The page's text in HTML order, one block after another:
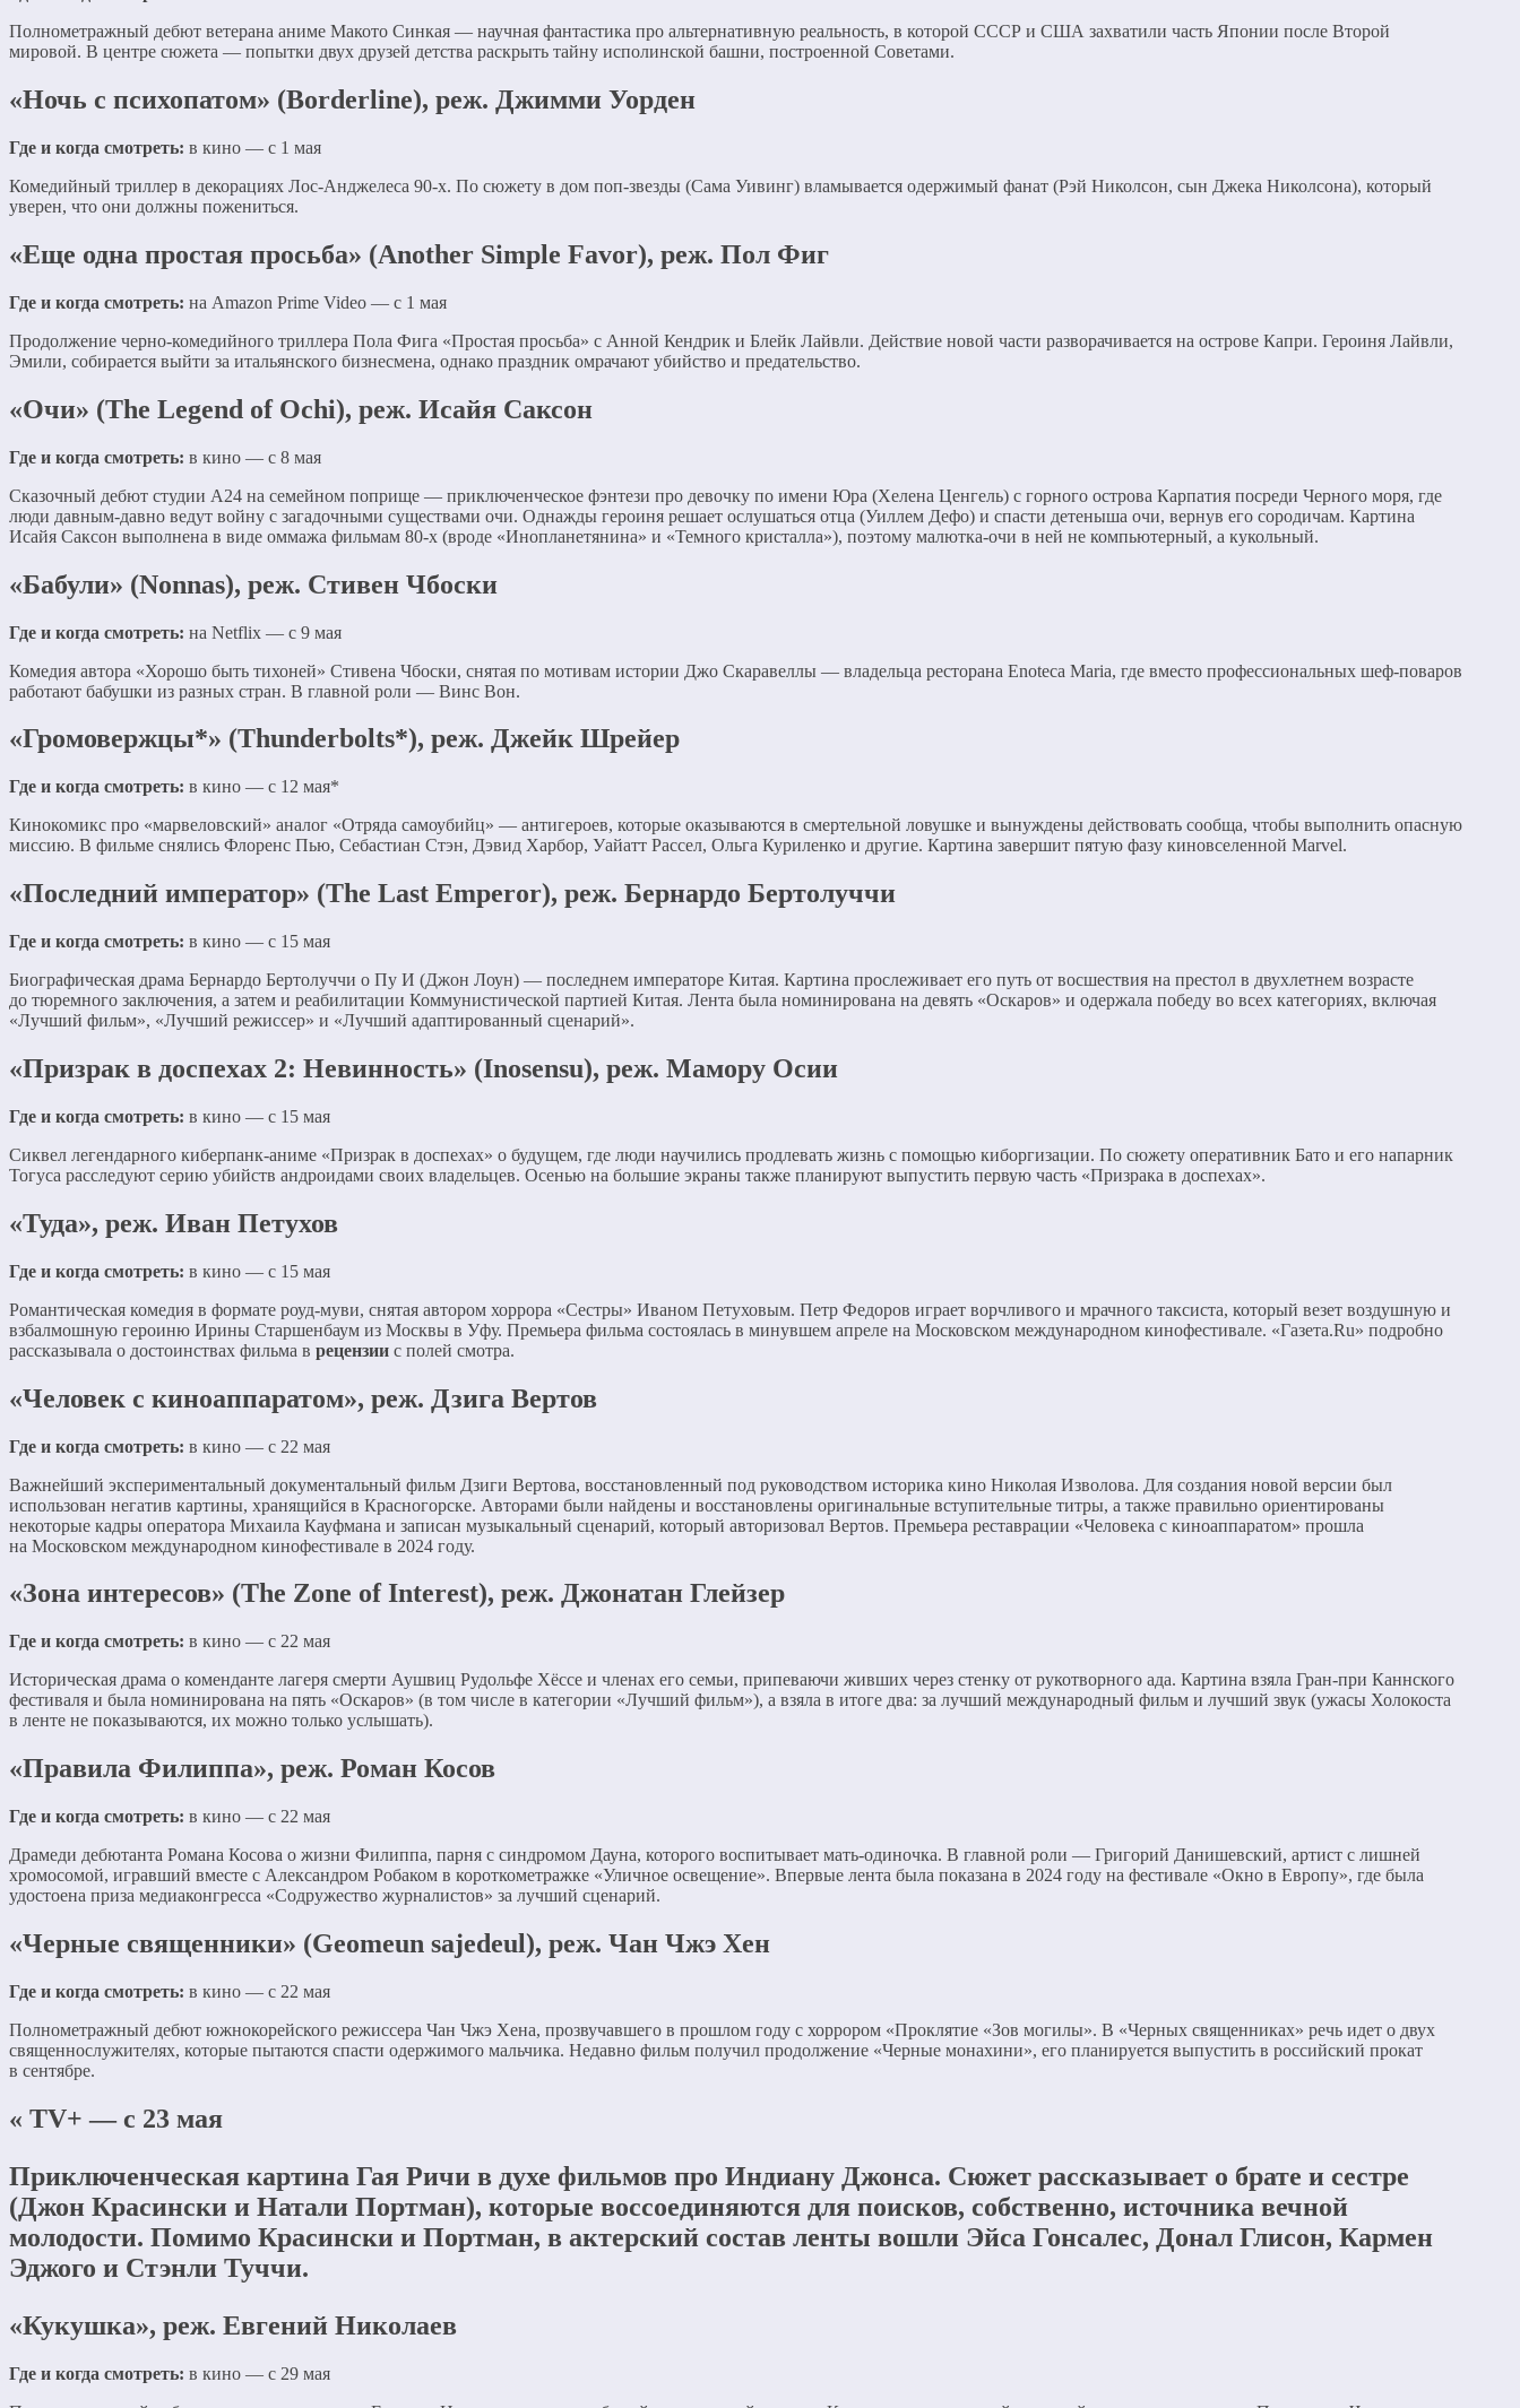
Полнометражный дебют ветерана аниме Макото Синкая — научная фантастика про альтернативную реальность, в которой СССР и США захватили часть Японии после Второй
мировой. В центре сюжета — попытки двух друзей детства раскрыть тайну исполинской башни, построенной Советами.
«Ночь с психопатом» (Borderline), реж. Джимми Уорден
Где и когда смотреть: в кино — с 1 мая
Комедийный триллер в декорациях Лос-Анджелеса 90-х. По сюжету в дом поп-звезды (Сама Уивинг) вламывается одержимый фанат (Рэй Николсон, сын Джека Николсона), который
уверен, что они должны пожениться.
«Еще одна простая просьба» (Another Simple Favor), реж. Пол Фиг
Где и когда смотреть: на Amazon Prime Video — с 1 мая
Продолжение черно-комедийного триллера Пола Фига «Простая просьба» с Анной Кендрик и Блейк Лайвли. Действие новой части разворачивается на острове Капри. Героиня Лайвли,
Эмили, собирается выйти за итальянского бизнесмена, однако праздник омрачают убийство и предательство.
«Очи» (The Legend of Ochi), реж. Исайя Саксон
Где и когда смотреть: в кино — с 8 мая
Сказочный дебют студии A24 на семейном поприще — приключенческое фэнтези про девочку по имени Юра (Хелена Ценгель) с горного острова Карпатия посреди Черного моря, где
люди давным-давно ведут войну с загадочными существами очи. Однажды героиня решает ослушаться отца (Уиллем Дефо) и спасти детеныша очи, вернув его сородичам. Картина
Исайя Саксон выполнена в виде оммажа фильмам 80-х (вроде «Инопланетянина» и «Темного кристалла»), поэтому малютка-очи в ней не компьютерный, а кукольный.
«Бабули» (Nonnas), реж. Стивен Чбоски
Где и когда смотреть: на Netflix — с 9 мая
Комедия автора «Хорошо быть тихоней» Стивена Чбоски, снятая по мотивам истории Джо Скаравеллы — владельца ресторана Enoteca Maria, где вместо профессиональных шеф-поваров
работают бабушки из разных стран. В главной роли — Винс Вон.
«Громовержцы*» (Thunderbolts*), реж. Джейк Шрейер
Где и когда смотреть: в кино — с 12 мая*
Кинокомикс про «марвеловский» аналог «Отряда самоубийц» — антигероев, которые оказываются в смертельной ловушке и вынуждены действовать сообща, чтобы выполнить опасную
миссию. В фильме снялись Флоренс Пью, Себастиан Стэн, Дэвид Харбор, Уайатт Рассел, Ольга Куриленко и другие. Картина завершит пятую фазу киновселенной Marvel.
«Последний император» (The Last Emperor), реж. Бернардо Бертолуччи
Где и когда смотреть: в кино — с 15 мая
Биографическая драма Бернардо Бертолуччи о Пу И (Джон Лоун) — последнем императоре Китая. Картина прослеживает его путь от восшествия на престол в двухлетнем возрасте
до тюремного заключения, а затем и реабилитации Коммунистической партией Китая. Лента была номинирована на девять «Оскаров» и одержала победу во всех категориях, включая
«Лучший фильм», «Лучший режиссер» и «Лучший адаптированный сценарий».
«Призрак в доспехах 2: Невинность» (Inosensu), реж. Мамору Осии
Где и когда смотреть: в кино — с 15 мая
Сиквел легендарного киберпанк-аниме «Призрак в доспехах» о будущем, где люди научились продлевать жизнь с помощью киборгизации. По сюжету оперативник Бато и его напарник
Тогуса расследуют серию убийств андроидами своих владельцев. Осенью на большие экраны также планируют выпустить первую часть «Призрака в доспехах».
«Туда», реж. Иван Петухов
Где и когда смотреть: в кино — с 15 мая
Романтическая комедия в формате роуд-муви, снятая автором хоррора «Сестры» Иваном Петуховым. Петр Федоров играет ворчливого и мрачного таксиста, который везет воздушную и
взбалмошную героиню Ирины Старшенбаум из Москвы в Уфу. Премьера фильма состоялась в минувшем апреле на Московском международном кинофестивале. «Газета.Ru» подробно
рассказывала о достоинствах фильма в рецензии с полей смотра.
«Человек с киноаппаратом», реж. Дзига Вертов
Где и когда смотреть: в кино — с 22 мая
Важнейший экспериментальный документальный фильм Дзиги Вертова, восстановленный под руководством историка кино Николая Изволова. Для создания новой версии был
использован негатив картины, хранящийся в Красногорске. Авторами были найдены и восстановлены оригинальные вступительные титры, а также правильно ориентированы
некоторые кадры оператора Михаила Кауфмана и записан музыкальный сценарий, который авторизовал Вертов. Премьера реставрации «Человека с киноаппаратом» прошла
на Московском международном кинофестивале в 2024 году.
«Зона интересов» (The Zone of Interest), реж. Джонатан Глейзер
Где и когда смотреть: в кино — с 22 мая
Историческая драма о коменданте лагеря смерти Аушвиц Рудольфе Хёссе и членах его семьи, припеваючи живших через стенку от рукотворного ада. Картина взяла Гран-при Каннского
фестиваля и была номинирована на пять «Оскаров» (в том числе в категории «Лучший фильм»), а взяла в итоге два: за лучший международный фильм и лучший звук (ужасы Холокоста
в ленте не показываются, их можно только услышать).
«Правила Филиппа», реж. Роман Косов
Где и когда смотреть: в кино — с 22 мая
Драмеди дебютанта Романа Косова о жизни Филиппа, парня с синдромом Дауна, которого воспитывает мать-одиночка. В главной роли — Григорий Данишевский, артист с лишней
хромосомой, игравший вместе с Александром Робаком в короткометражке «Уличное освещение». Впервые лента была показана в 2024 году на фестивале «Окно в Европу», где была
удостоена приза медиаконгресса «Содружество журналистов» за лучший сценарий.
«Черные священники» (Geomeun sajedeul), реж. Чан Чжэ Хен
Где и когда смотреть: в кино — с 22 мая
Полнометражный дебют южнокорейского режиссера Чан Чжэ Хена, прозвучавшего в прошлом году с хоррором «Проклятие «Зов могилы». В «Черных священниках» речь идет о двух
священнослужителях, которые пытаются спасти одержимого мальчика. Недавно фильм получил продолжение «Черные монахини», его планируется выпустить в российский прокат
в сентябре.
« TV+ — с 23 мая
Приключенческая картина Гая Ричи в духе фильмов про Индиану Джонса. Сюжет рассказывает о брате и сестре
(Джон Красински и Натали Портман), которые воссоединяются для поисков, собственно, источника вечной
молодости. Помимо Красински и Портман, в актерский состав ленты вошли Эйса Гонсалес, Донал Глисон, Кармен
Эджого и Стэнли Туччи.
«Кукушка», реж. Евгений Николаев
Где и когда смотреть: в кино — с 29 мая